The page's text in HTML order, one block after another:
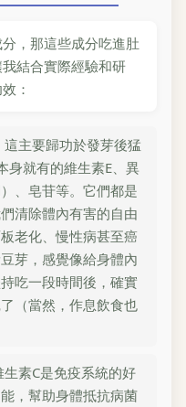
分，那這些成分吃進肚
結合實際經驗和研
：
這主要歸功於發芽後猛
身就有的維生素E、異
、皂苷等。它們都是
清除體內有害的自由
老化、慢性病甚至癌
芽，感覺像給身體內
吃一段時間後，確實
（當然，作息飲食也
生素C是免疫系統的好
，幫助身體抵抗病菌